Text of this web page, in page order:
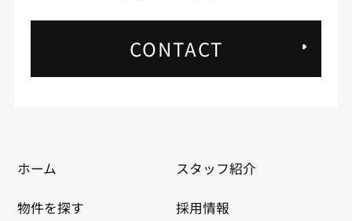
CONTACT
ホーム
物件を探す
スタッフ紹介
採用情報